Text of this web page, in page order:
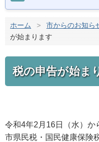
ホーム > 市からのお知ら
が始まります
税の申告が始ま
令和4年2月16日（水）か
市県民税・国民健康保険